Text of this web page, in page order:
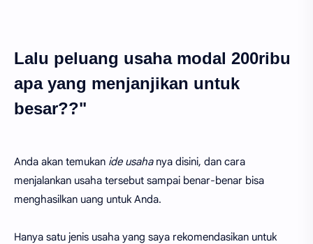
Lalu peluang usaha modal 200ribu
apa yang menjanjikan untuk
besar??"
Anda akan temukan ide usahanya disini, dan cara
menjalankan usaha tersebut sampai benar-benar bisa
menghasilkan uang untuk Anda.
Hanya satu jenis usaha yang saya rekomendasikan untuk